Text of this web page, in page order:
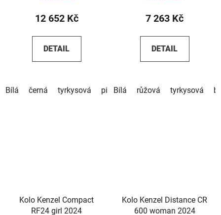
12 652 Kč
DETAIL
Bílá černá tyrkysová pistáciová červená hnědá
7 263 Kč
DETAIL
Bílá růžová tyrkysová
Kolo Kenzel Compact
RF24 girl 2024
Kolo Kenzel Distance CR
600 woman 2024